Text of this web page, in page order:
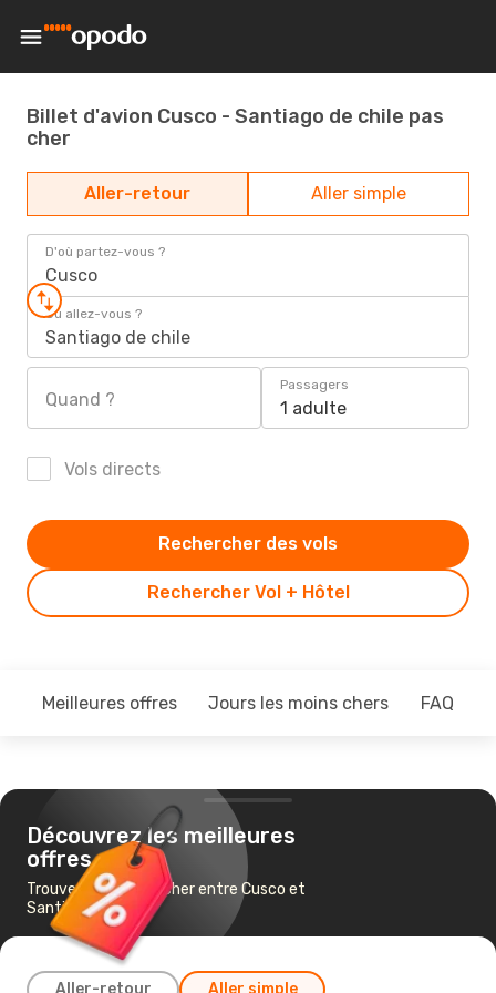
Billet d'avion Cusco - Santiago de chile pas
cher
Aller-retour Aller simple
D'où partez-vous ?
Cusco
Où allez-vous ?
Santiago de chile
Quand ?
Passagers
1 adulte
Vols directs
Rechercher Vol + Hôtel
Rechercher des vols
Meilleures offres Jours les moins chers FAQ
Découvrez les meilleures
offres
Trouvez un vol pas cher entre Cusco et
Santiago de chile
Aller-retour Aller simple